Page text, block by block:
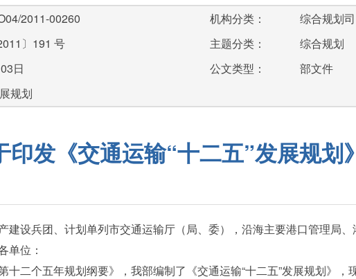
2011-00260
〕191 号
日
规划
机构分类：
综合规划司
主题分类：
综合规划
公文类型：
部文件
印发《交通运输“十二五”发展规划
建设兵团、计划单列市交通运输厅（局、委），沿海主要港口管理局
单位：
个五年规划纲要》，我部编制了《交通运输“十二五”发展规划》，